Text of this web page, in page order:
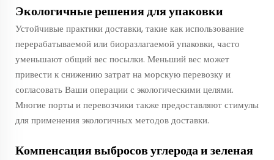
Экологичные решения для упаковки
Устойчивые практики доставки, такие как использование
перерабатываемой или биоразлагаемой упаковки, часто
уменьшают общий вес посылки. Меньший вес может
привести к снижению затрат на морскую перевозку и
согласовать Ваши операции с экологическими целями.
Многие порты и перевозчики также предоставляют стимулы
для применения экологичных методов доставки.
Компенсация выбросов углерода и зеленая